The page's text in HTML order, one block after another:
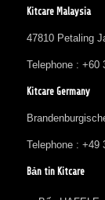
Kitcare Malaysia
47810 Petaling
Telephone : +60
Kitcare Germany
Telephone : +49
Bản tin Kitcare